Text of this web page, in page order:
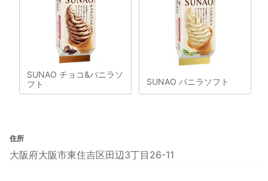
SUNAO チョコ&バニラソ
フト
SUNAO バニラソフト
住所
大阪府大阪市東住吉区田辺3丁目26-11